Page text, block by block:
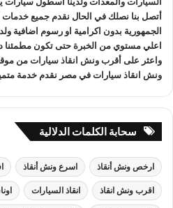
أتصل بنا نصلك في الحال نقدم جميع خدمات
الجمهورية بدون اكرامية او رسوم اضافية
اعلي مستوي من الخبرة حتى تكون مطمئنا
واعثر علىأقرب ونش انقاذ سياراتمن
ونش انقاذ سياراتفي مصر نقدم خدمة
سحابة الكلمات الدلالية
ارخص ونش أنقاذ اسرع ونش أنقاذ
اقرب ونش انقاذ انقاذ السيارات